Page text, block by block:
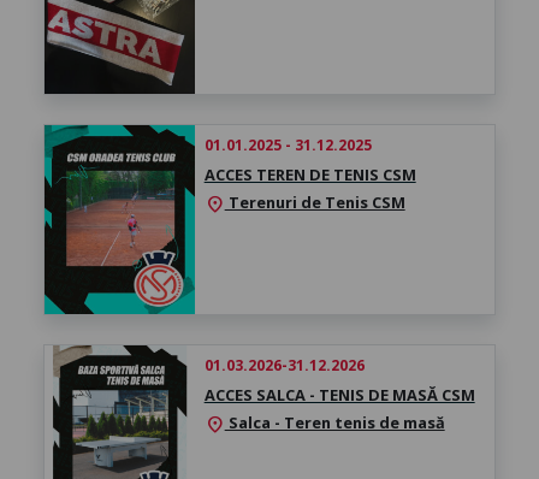
01.01.2025 - 31.12.2025
ACCES TEREN DE TENIS CSM
location_on Terenuri de Tenis CSM
01.03.2026-31.12.2026
ACCES SALCA - TENIS DE MASĂ CSM
location_on Salca - Teren tenis de masă